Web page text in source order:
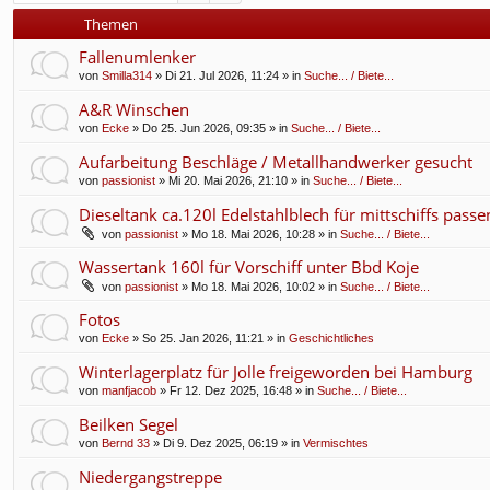
Themen
Fallenumlenker
von Smilla314 » Di 21. Jul 2026, 11:24 » in Suche... / Biete...
A&R Winschen
von Ecke » Do 25. Jun 2026, 09:35 » in Suche... / Biete...
Aufarbeitung Beschläge / Metallhandwerker gesucht
von passionist » Mi 20. Mai 2026, 21:10 » in Suche... / Biete...
Dieseltank ca.120l Edelstahlblech für mittschiffs
von passionist » Mo 18. Mai 2026, 10:28 » in Suche... / Biete...
Wassertank 160l für Vorschiff unter Bbd Koje
von passionist » Mo 18. Mai 2026, 10:02 » in Suche... / Biete...
Fotos
von Ecke » So 25. Jan 2026, 11:21 » in Geschichtliches
Winterlagerplatz für Jolle freigeworden bei Hamburg
von manfjacob » Fr 12. Dez 2025, 16:48 » in Suche... / Biete...
Beilken Segel
von Bernd 33 » Di 9. Dez 2025, 06:19 » in Vermischtes
Niedergangstreppe